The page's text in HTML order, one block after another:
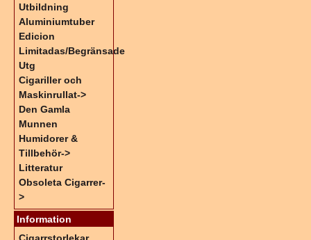
Utbildning
Aluminiumtuber
Edicion
Limitadas/Begränsade
Utg
Cigariller och
Maskinrullat->
Den Gamla
Munnen
Humidorer &
Tillbehör->
Litteratur
Obsoleta Cigarrer-
>
Information